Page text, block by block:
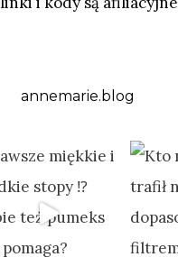
annemarie.blog